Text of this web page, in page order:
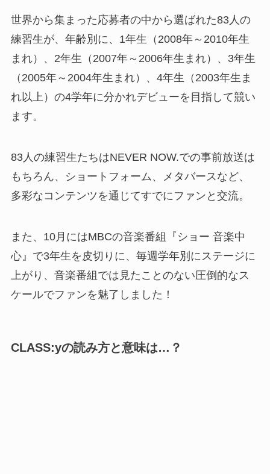
世界から集まった応募者の中から選ばれた83人の
練習生が、年齢別に、1年生（2008年～2010年生
まれ）、2年生（2007年～2006年生まれ）、3年生
（2005年～2004年生まれ）、4年生（2003年生ま
れ以上）の4学年に分かれデビューを目指して競い
ます。
83人の練習生たちはNEVER NOW.での事前放送は
もちろん、ショートフォーム、メタバースなど、
多彩なコンテンツを通じてすでにファンと交流。
また、10月にはMBCの音楽番組『ショー 音楽中
心』で3年生を皮切りに、毎週学年別にステージに
上がり、音楽番組では見たことのない圧倒的なス
ケールでファンを魅了しました！
CLASS:yの読み方と意味は…？